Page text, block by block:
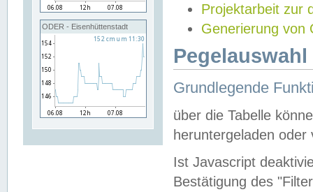
ODER - Eisenhüttenstadt
Projektarbeit zur
Generierung von
Grundlegende
über die Tabelle
heruntergeladen oder
Ist Javascript
Bestätigung des